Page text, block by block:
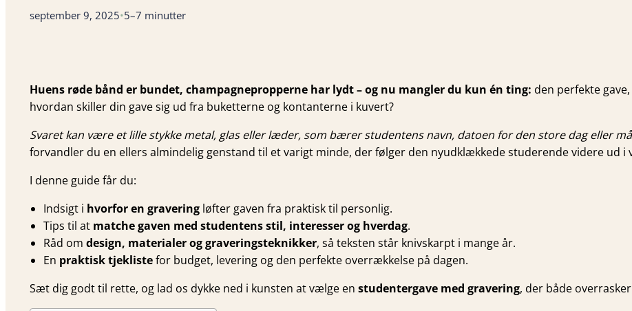
september 9, 2025•5–7 minutter
Huens røde bånd er bundet, champagnepropperne har lydt – og nu mangler du kun én ting: den perfekte
hvordan skiller din gave sig ud fra buketterne og kontanterne i kuvert?
Svaret kan være et lille stykke metal, glas eller læder, som bærer studentens navn, datoen for den store dag eller
forvandler du en ellers almindelig genstand til et varigt minde, der følger den nyudklækkede studerende videre ud i
I denne guide får du:
Indsigt i hvorfor en gravering løfter gaven fra praktisk til personlig.
Tips til at matche gaven med studentens stil, interesser og hverdag.
Råd om design, materialer og graveringsteknikker, så teksten står knivskarpt i mange år.
En praktisk tjeklistefor budget, levering og den perfekte overrækkelse på dagen.
Sæt dig godt til rette, og lad os dykke ned i kunsten at vælge en studentergave med gravering, der både